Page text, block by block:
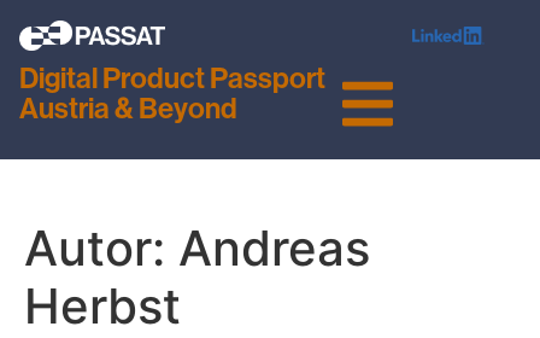
Digital Product Passport
Austria & Beyond
Autor: Andreas
Herbst